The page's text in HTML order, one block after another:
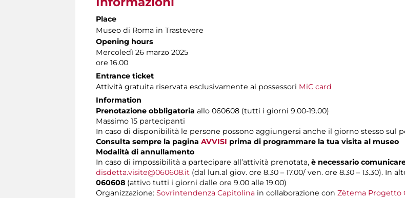
Place
Museo di Roma in Trastevere
Opening hours
Mercoledì 26 marzo 2025
ore 16.00
Entrance ticket
Attività gratuita riservata esclusivamente ai possessori MiC card
Information
Prenotazione obbligatoria allo 060608 (tutti i giorni 9.00-19.00)
Massimo 15 partecipanti
In caso di disponibilità le persone possono aggiungersi anche il giorno stesso sul
Consulta sempre la pagina AVVISI prima di programmare la tua visita al museo
Modalità di annullamento
In caso di impossibilità a partecipare all’attività prenotata, è necessario
disdetta.visite@060608.it (dal lun.al giov. ore 8.30 – 17.00/ ven. ore 8.30 – 13.30). In
060608 (attivo tutti i giorni dalle ore 9.00 alle 19.00)
Organizzazione: Sovrintendenza Capitolina in collaborazione con Zètema Progetto